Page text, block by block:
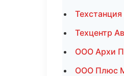
Техцентр
ООО Архи
ООО Плюс